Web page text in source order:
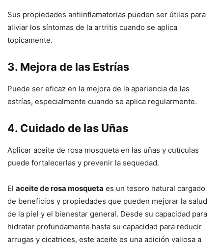
Sus propiedades antiinflamatorias pueden ser útiles para
aliviar los síntomas de la artritis cuando se aplica
topicamente.
3. Mejora de las Estrías
Puede ser eficaz en la mejora de la apariencia de las
estrías, especialmente cuando se aplica regularmente.
4. Cuidado de las Uñas
Aplicar aceite de rosa mosqueta en las uñas y cutículas
puede fortalecerlas y prevenir la sequedad.
El aceite de rosa mosqueta es un tesoro natural cargado
de beneficios y propiedades que pueden mejorar la salud
de la piel y el bienestar general. Desde su capacidad para
hidratar profundamente hasta su capacidad para reducir
arrugas y cicatrices, este aceite es una adición valiosa a